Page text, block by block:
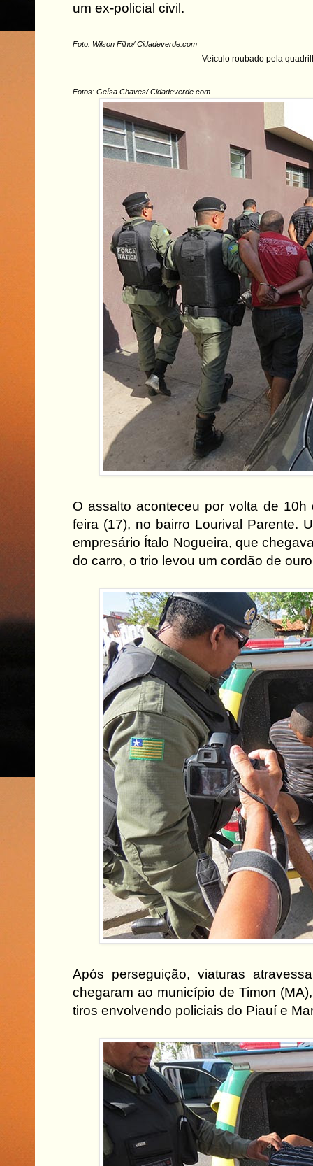
um ex-policial civil.
Foto: Wilson Filho/ Cidadeverde.com
Veículo roubado pela
Fotos: Geísa Chaves/ Cidadeverde.com
O assalto aconteceu por volta de 10h
feira (17), no bairro Lourival Parente.
empresário Ítalo Nogueira, que
do carro, o trio levou um cordão de
Após perseguição, viaturas
chegaram ao município de Timon
tiros envolvendo policiais do Piauí e